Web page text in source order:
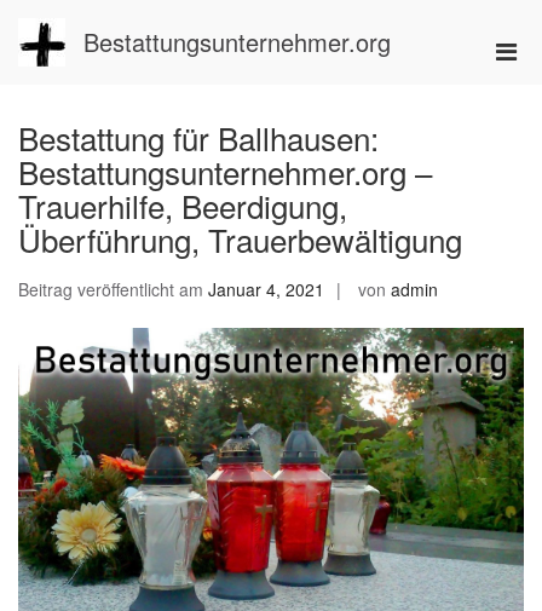
Inhalt
springen
Bestattungsunternehmer.org
Bestattung für Ballhausen:
Bestattungsunternehmer.org –
Trauerhilfe, Beerdigung,
Überführung, Trauerbewältigung
Beitrag veröffentlicht am Januar 4, 2021 von admin